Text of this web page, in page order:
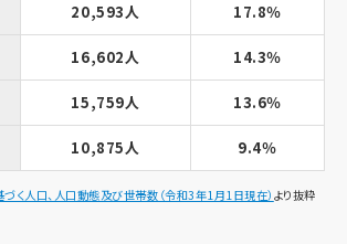
20,593人 17.8％
16,602人 14.3％
15,759人 13.6％
10,875人 9.4％
く人口、人口動態及び世帯数（令和3年1月1日現在） より抜粋